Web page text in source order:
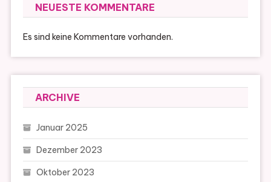
NEUESTE KOMMENTARE
Es sind keine Kommentare vorhanden.
ARCHIVE
Januar 2025
Dezember 2023
Oktober 2023